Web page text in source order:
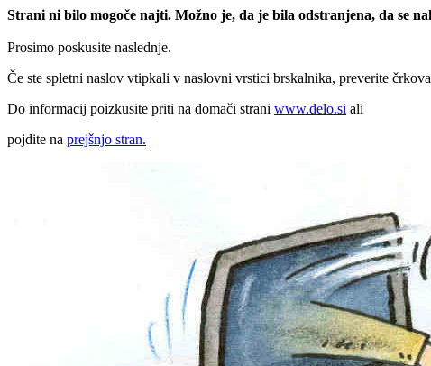
Strani ni bilo mogoče najti. Možno je, da je bila odstranjena, da se
Prosimo poskusite naslednje.
Če ste spletni naslov vtipkali v naslovni vrstici brskalnika, preverite
Do informacij poizkusite priti na domači strani www.delo.si ali
pojdite na prejšnjo stran.